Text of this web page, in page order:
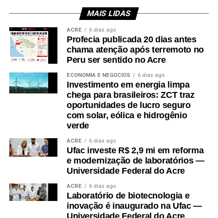
se comprometeu em oferecer a melhor gestão da
prefeitura de Rio Branco caso seja eleito.
bonito ver essa união e essa energia do povo, que
quer a mudança e terá a mudança para melhor. Nosso
compromisso é de fazer o melhor pelo povo de Rio
Branco. Essa energia nos alimenta de esperança”,
falou Bocalom.
“Os exames feitos apontaram que já estou zerado e
aguardo a vinda do médico que pode me dar alta até
este sábado. Se for liberado pelo médico, às 5 horas
da amanhã já estarei fazendo vídeo no meio da rua,
voto falando diretamente com eleitor. Se estiver
liberado, vou comemorar tomando café da manhã na
rua”, disse o candidato.
O prefeiturável também falou das alianças para o
segundo turno, mas afirmou que não negociará
MAIS LIDAS
ACRE 6 dias ago
Profecia publicada 20 dias antes
chama atenção após terremoto no
Peru ser sentido no Acre
ECONOMIA E NEGÓCIOS 6 dias ago
Investimento em energia limpa
chega para brasileiros: ZCT traz
oportunidades de lucro seguro
com solar, eólica e hidrogênio
verde
ACRE 6 dias ago
Ufac investe R$ 2,9 mi em reforma
e modernização de laboratórios —
Universidade Federal do Acre
ACRE 6 dias ago
Laboratório de biotecnologia e
inovação é inaugurado na Ufac —